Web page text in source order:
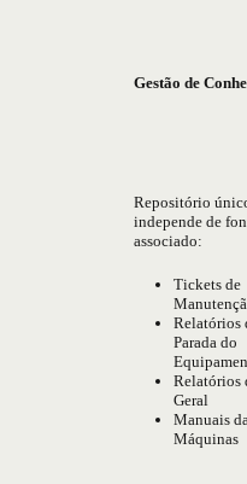
Gestão de
Repositório
independe de
associado:
Tickets de
Relatórios
Parada do
Relatórios
Geral
Manuais
Máquinas